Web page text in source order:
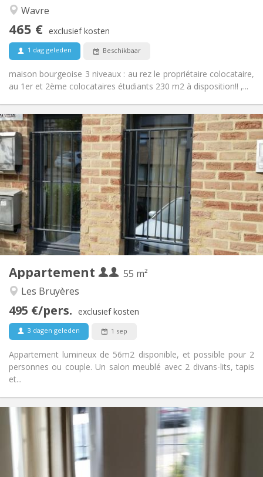
Wavre
465 € exclusief kosten
1 dag geleden Beschikbaar
maison bourgeoise 3 niveaux : au rez le propriétaire colocataire,
au 1er et 2ème colocataires étudiants 230 m2 à disposition!! ,...
Hartelijk, rustig, gemeenschappelijk, ernstig
Appartement
55 m²
Les Bruyères
495 €/pers. exclusief kosten
3 dagen geleden 1 sep
Appartement lumineux de 56m2 disponible, et possible pour 2
personnes ou couple. Un salon meublé avec 2 divans-lits, tapis
et...
Praktische Informatie
Huur:
990 € (495 €/pers.)
Kosten:
260 € (130 €/pers.)
Duur:
12 maanden, 5-6 maanden
Domiciliëring:
Nee
Inrichting
Badkamer:
Privaat
Keuken:
Privé (aparte kamer)
Oppervlakte:
55 m
2
Private kamers:
4
Praktische Informatie
1070 € (535 €/pers.)
230 € (115 €/pers.)
12 maanden
Met voorwaarden